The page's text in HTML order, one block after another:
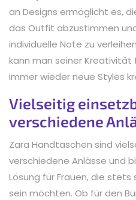
an Designs ermöglicht es,
das Outfit abzustimmen
individuelle Note zu
kann man seiner Kreativität
immer wieder neue Styles
Vielseitig
verschiedene
Zara Handtaschen sind
verschiedene Anlässe und
Lösung für Frauen, die
sein möchten. Ob für den